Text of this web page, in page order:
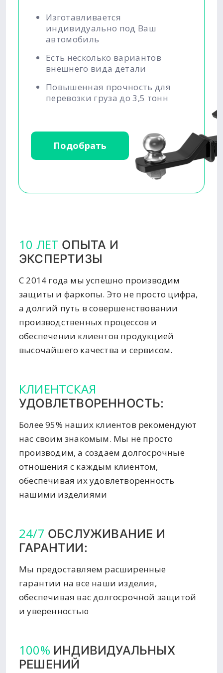
Изготавливается
индивидуально под Ваш
автомобиль
Есть несколько вариантов
внешнего вида детали
Повышенная прочность для
перевозки груза до 3,5 тонн
Подобрать
10 ЛЕТ ОПЫТА И
ЭКСПЕРТИЗЫ
С 2014 года мы успешно производим
защиты и фаркопы. Это не просто цифра,
а долгий путь в совершенствовании
производственных процессов и
обеспечении клиентов продукцией
высочайшего качества и сервисом.
КЛИЕНТСКАЯ
УДОВЛЕТВОРЕННОСТЬ:
Более 95% наших клиентов рекомендуют
нас своим знакомым. Мы не просто
производим, а создаем долгосрочные
отношения с каждым клиентом,
обеспечивая их удовлетворенность
нашими изделиями
24/7 ОБСЛУЖИВАНИЕ И
ГАРАНТИИ:
Мы предоставляем расширенные
гарантии на все наши изделия,
обеспечивая вас долгосрочной защитой
и уверенностью
100% ИНДИВИДУАЛЬНЫХ
РЕШЕНИЙ